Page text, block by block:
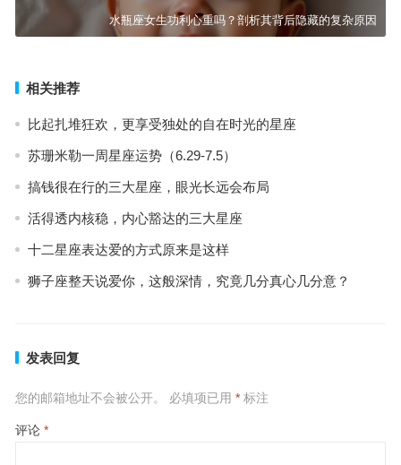
水瓶座女生功利心重吗？剖析其背后隐藏的复杂原因
相关推荐
比起扎堆狂欢，更享受独处的自在时光的星座
苏珊米勒一周星座运势（6.29-7.5）
搞钱很在行的三大星座，眼光长远会布局
活得透内核稳，内心豁达的三大星座
十二星座表达爱的方式原来是这样
狮子座整天说爱你，这般深情，究竟几分真心几分意？
发表回复
您的邮箱地址不会被公开。 必填项已用 *标注
评论 *